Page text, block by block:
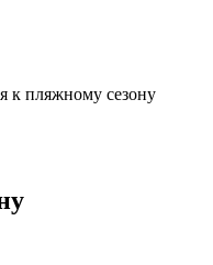
к пляжному сезону